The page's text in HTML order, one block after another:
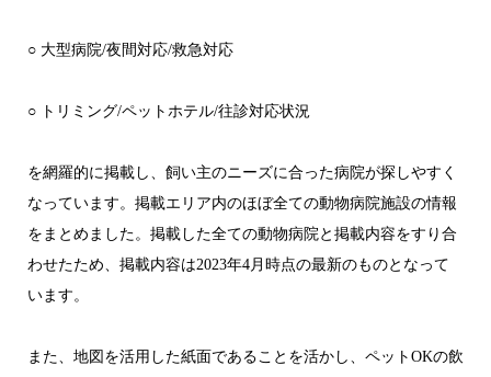
○ 大型病院/夜間対応/救急対応
○ トリミング/ペットホテル/往診対応状況
を網羅的に掲載し、飼い主のニーズに合った病院が探しやすく
なっています。掲載エリア内のほぼ全ての動物病院施設の情報
をまとめました。掲載した全ての動物病院と掲載内容をすり合
わせたため、掲載内容は2023年4月時点の最新のものとなって
います。
また、地図を活用した紙面であることを活かし、ペットOKの飲